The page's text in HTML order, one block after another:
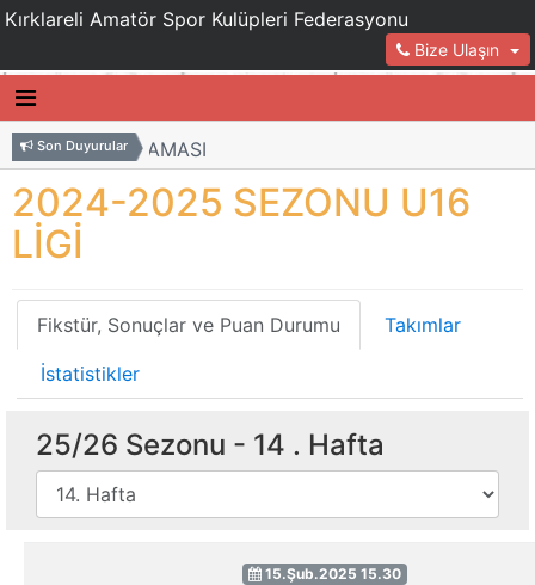
Kırklareli Amatör Spor Kulüpleri Federasyonu
Bize Ulaşın
Son Duyurular
PANORAMASI
U13 LİG İL BİRİNCİSİ OLDU
2024-2025 SEZONU U16
LİGİ
Fikstür, Sonuçlar ve Puan Durumu Takımlar
İstatistikler
25/26 Sezonu - 14 . Hafta
15.Şub.2025 15.30